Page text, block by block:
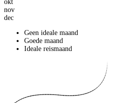
okt
nov
dec
Geen ideale maand
Goede maand
Ideale reismaand